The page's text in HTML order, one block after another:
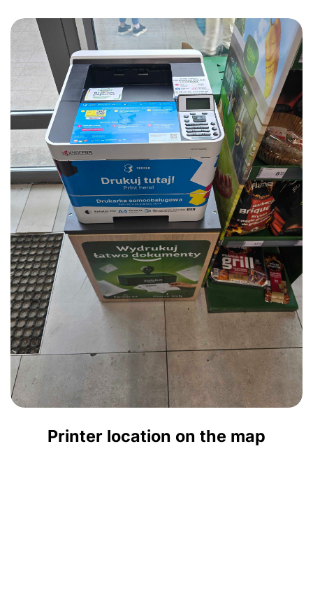
Printer location on the map